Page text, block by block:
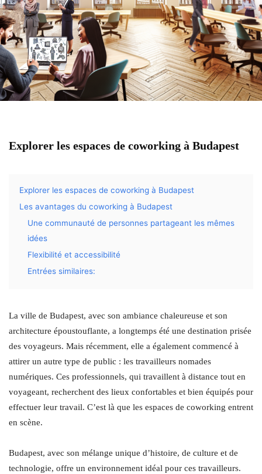
Explorer les espaces de coworking à Budapest
Explorer les espaces de coworking à Budapest
Les avantages du coworking à Budapest
Une communauté de personnes partageant les mêmes
idées
Flexibilité et accessibilité
Entrées similaires:
La ville de Budapest, avec son ambiance chaleureuse et son
architecture époustouflante, a longtemps été une destination prisée
des voyageurs. Mais récemment, elle a également commencé à
attirer un autre type de public : les travailleurs nomades
numériques. Ces professionnels, qui travaillent à distance tout en
voyageant, recherchent des lieux confortables et bien équipés pour
effectuer leur travail. C’est là que les espaces de coworking entrent
en scène.
Budapest, avec son mélange unique d’histoire, de culture et de
technologie, offre un environnement idéal pour ces travailleurs.